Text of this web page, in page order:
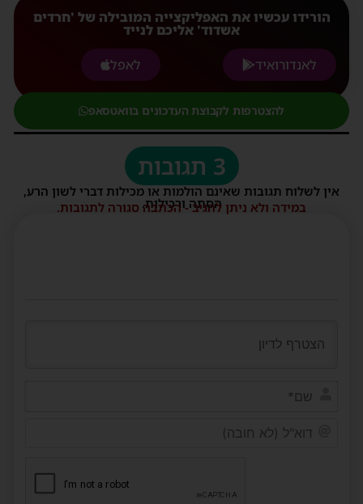
הורידו עכשיו את האפליקצייה המובילה של 'חרדים
אשדוד' אליכם לנייד
לאנדורואיד
לאפל
להצטרפות לקבוצת העדכונים בוואטסאפ
3 תגובות
אין לשלוח תגובות שאינם הולמות או מכילות דברי לשון הרע,
הסתה ורכילות.
במידה ולא ניתן להגיב - הכתבה סגורה לתגובות.